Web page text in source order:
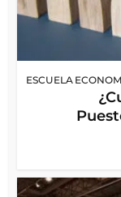
ESCUELA